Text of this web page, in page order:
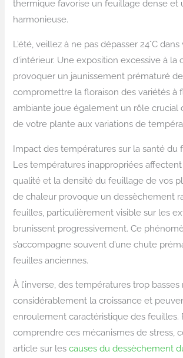
thermique favorise un feuillage dense et
harmonieuse.
L’été, veillez à ne pas dépasser 24°C
d’intérieur. Une exposition excessive à la
provoquer un jaunissement prématuré
compromettre la floraison des variétés à
ambiante joue également un rôle crucial
de votre plante aux variations de
Impact des températures sur la santé du
Les températures inappropriées
qualité et la densité du feuillage de vos
de chaleur provoque un dessèchement
feuilles, particulièrement visible sur les
brunissent progressivement. Ce
s’accompagne souvent d’une chute
feuilles anciennes.
À l’inverse, des températures trop
considérablement la croissance et
enroulement caractéristique des feuilles.
comprendre ces mécanismes de stress,
article sur lescauses du dessèchement